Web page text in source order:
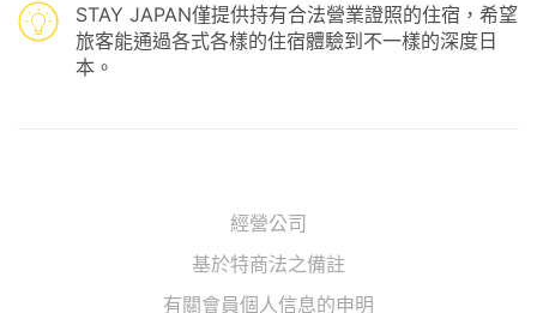
STAY JAPAN僅提供持有合法營業證照的住宿，希望
旅客能通過各式各樣的住宿體驗到不一樣的深度日
本。
經營公司
基於特商法之備註
有關會員個人信息的申明